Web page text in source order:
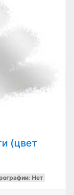
(цвет
Нет